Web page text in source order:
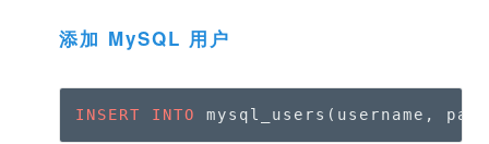
添加 MySQL 用户
INSERT INTO mysql_users(username,